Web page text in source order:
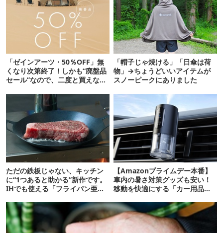
「ゼインアーツ・50％OFF」無
くなり次第終了！しかも“廃盤品
セール”なので、二度と買えない
「帽子じゃ焼ける」「日傘は荷
物」→ちょうどいいアイテムが
スノーピークにありました
ただの鉄板じゃない、キッチン
に“1つあると助かる”新作です。
IHでも使える「フライパン亜
【Amazonプライムデー本番】
車内の暑さ対策グッズも安い！
移動を快適にする「カー用品」